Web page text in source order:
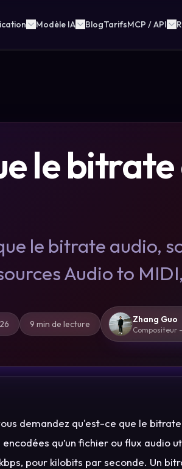
Modèle IA BlogTarifsMCP / API
le
le bitrate audio,
Audio to
9 min de lecture Zhang Guo
Compositeur
demandez qu'est-ce que le
encodées qu’un fichier ou flux audio
pour kilobits par seconde. Un